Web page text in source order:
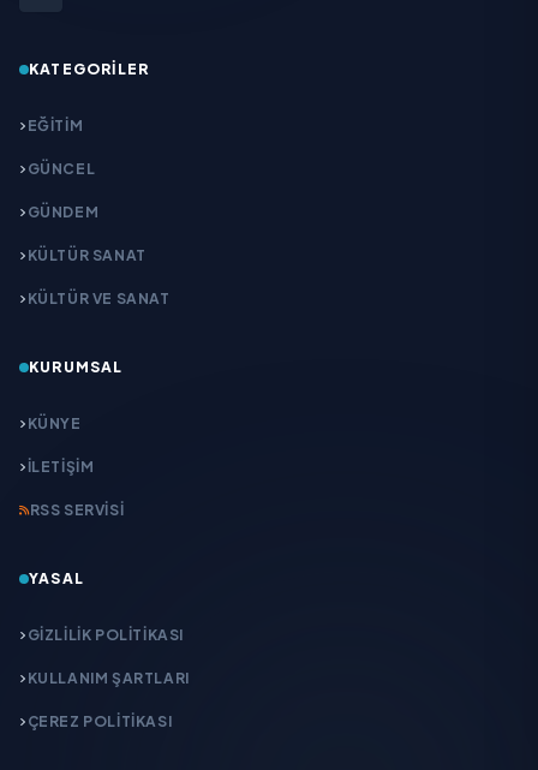
KATEGORILER
EĞITIM
GÜNCEL
GÜNDEM
KÜLTÜR SANAT
KÜLTÜR VE SANAT
KURUMSAL
KÜNYE
İLETIŞIM
RSS SERVISI
YASAL
GIZLILIK POLITIKASI
KULLANIM ŞARTLARI
ÇEREZ POLITIKASI